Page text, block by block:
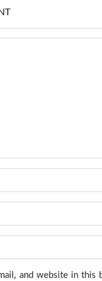
and website in this